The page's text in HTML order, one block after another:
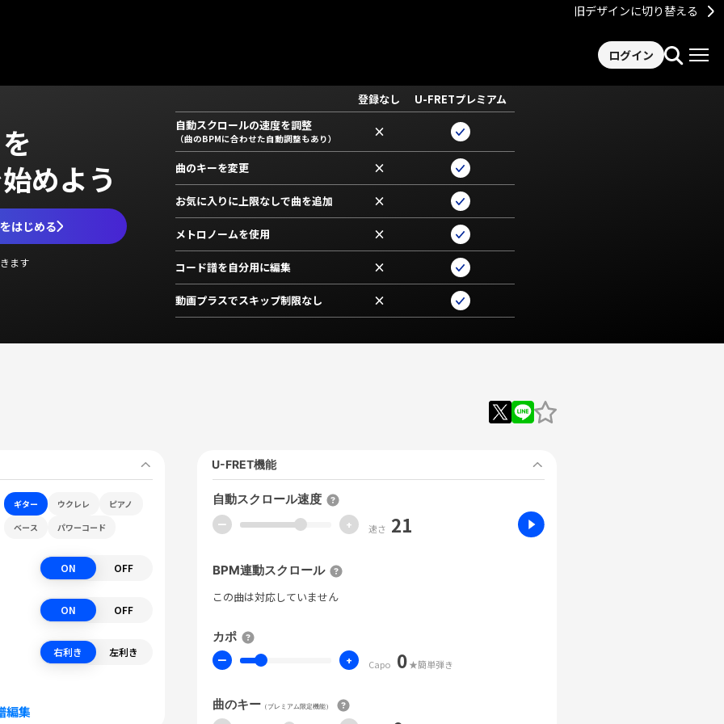
旧デザインに切り替える
ログイン
めよう
はじめる
ます
登録なし
U-FRETプレミアム
自動スクロールの速度を調整
（曲のBPMに合わせた自動調整もあり） ×
曲のキーを変更 ×
お気に入りに上限なしで曲を追加 ×
メトロノームを使用 ×
コード譜を自分用に編集 ×
動画プラスでスキップ制限なし ×
ギター ウクレレ
ピアノ
ベース
パワーコード
ON OFF
ON OFF
右利き 左利き
編集
U-FRET機能
自動スクロール速度
ー + 速さ 21
BPM連動スクロール
この曲は対応していません
カポ
ー + Capo 0★簡単弾き
曲のキー （プレミアム限定機能）